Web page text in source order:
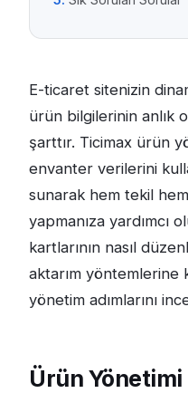
E-ticaret sitenizin
ürün bilgilerinin anlık
şarttır. Ticimax ürün
envanter verilerini
sunarak hem tekil
yapmanıza yardımcı
kartlarının nasıl
aktarım
yönetim adımlarını
Ürün Yönetimi